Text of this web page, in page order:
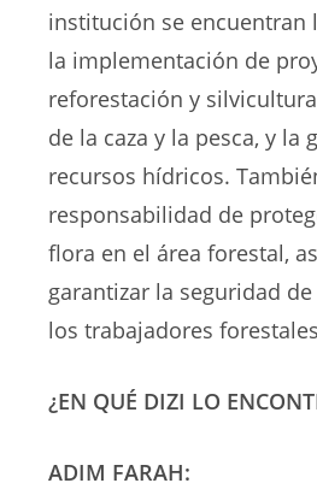
institución se encuentran
la implementación de
reforestación y
de la caza y la pesca, y la
recursos hídricos.
responsabilidad de
flora en el área forestal,
garantizar la seguridad
los trabajadores
¿EN QUÉ DIZI LO
ADIM FARAH: